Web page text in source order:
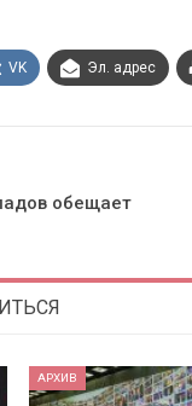
VK Эл. адрес
обещает
АРХИВ